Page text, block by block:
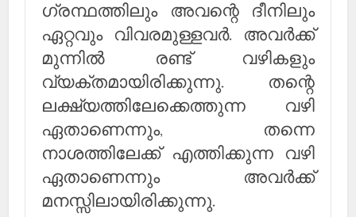
ഗ്രന്ഥത്തിലും അവന്റെ ദീനിലും
ഏറ്റവും വിവരമുള്ളവര്‍. അവര്‍ക്ക്
മുന്നില്‍ രണ്ട് വഴികളും
വ്യക്തമായിരിക്കുന്നു. തന്റെ
ലക്ഷ്യത്തിലേക്കെത്തുന്ന വഴി
ഏതാണെന്നും, തന്നെ
നാശത്തിലേക്ക് എത്തിക്കുന്ന വഴി
ഏതാണെന്നും അവര്‍ക്ക്
മനസ്സിലായിരിക്കുന്നു.